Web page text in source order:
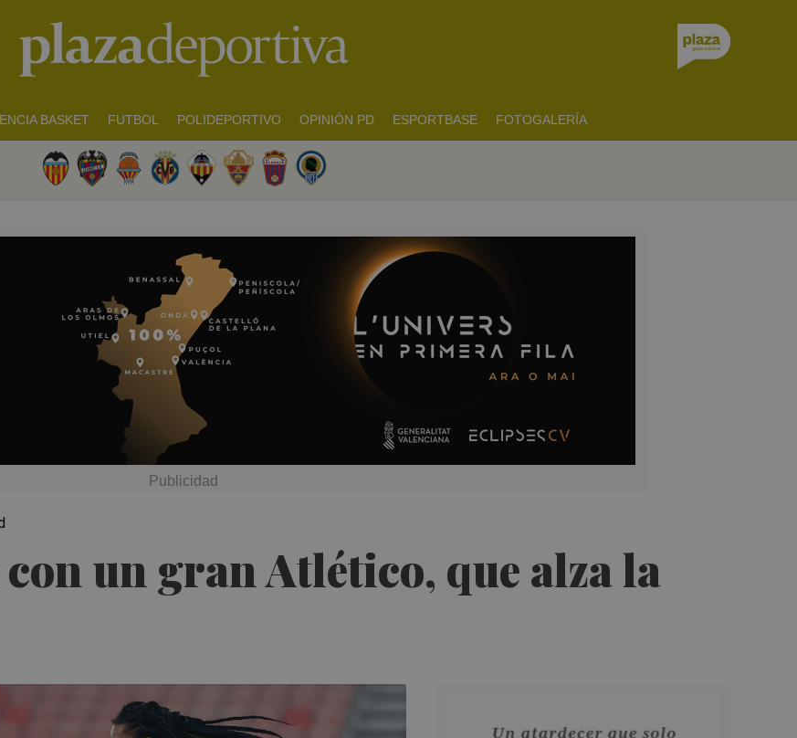
BASKET FUTBOL POLIDEPORTIVO OPINIÓN PD ESPORTBASE FOTOGALERÍA
con un gran Atlético, que alza la